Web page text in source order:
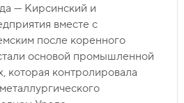
— Кирсинский и
вместе с
после коренного
основой промышленной
которая контролировала